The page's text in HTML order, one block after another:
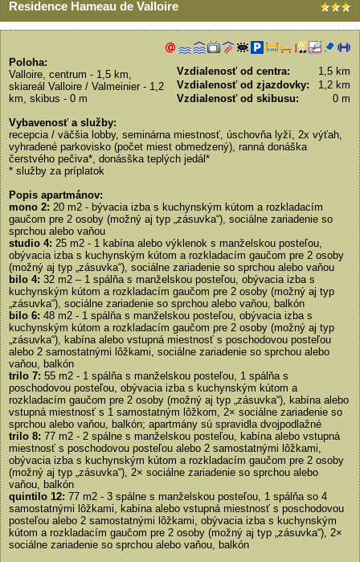
Residence Hameau de Valloire
Vzdialenosť od centra:
1,5 km
Vzdialenosť od zjazdovky:
1,2 km
Vzdialenosť od skibusu:
0 m
Poloha:
Valloire, centrum - 1,5 km,
skiareál Valloire / Valmeinier - 1,2
km, skibus - 0 m
Vybavenosť a služby:
recepcia / väčšia lobby, seminárna miestnosť, úschovňa lyží, 2x výťah,
vyhradené parkovisko (počet miest obmedzený), ranná donáška
čerstvého pečiva*, donásška teplých jedál*
* služby za príplatok
Popis apartmánov:
mono 2: 20 m2 - bývacia izba s kuchynským kútom a rozkladacím
gaučom pre 2 osoby (možný aj typ „zásuvka“), sociálne zariadenie so
sprchou alebo vaňou
studio 4: 25 m2 - 1 kabína alebo výklenok s manželskou posteľou,
obývacia izba s kuchynským kútom a rozkladacím gaučom pre 2 osoby
(možný aj typ „zásuvka“), sociálne zariadenie so sprchou alebo vaňou
bilo 4: 32 m2 – 1 spálňa s manželskou posteľou, obývacia izba s
kuchynským kútom a rozkladacím gaučom pre 2 osoby (možný aj typ
„zásuvka“), sociálne zariadenie so sprchou alebo vaňou, balkón
bilo 6: 48 m2 - 1 spálňa s manželskou posteľou, obývacia izba s
kuchynským kútom a rozkladacím gaučom pre 2 osoby (možný aj typ
„zásuvka“), kabína alebo vstupná miestnosť s poschodovou posteľou
alebo 2 samostatnými lôžkami, sociálne zariadenie so sprchou alebo
vaňou, balkón
trilo 7: 55 m2 - 1 spálňa s manželskou posteľou, 1 spálňa s
poschodovou posteľou, obývacia izba s kuchynským kútom a
rozkladacím gaučom pre 2 osoby (možný aj typ „zásuvka“), kabína alebo
vstupná miestnosť s 1 samostatným lôžkom, 2× sociálne zariadenie so
sprchou alebo vaňou, balkón; apartmány sú spravidla dvojpodlažné
trilo 8: 77 m2 - 2 spálne s manželskou posteľou, kabína alebo vstupná
miestnosť s poschodovou posteľou alebo 2 samostatnými lôžkami,
obývacia izba s kuchynským kútom a rozkladacím gaučom pre 2 osoby
(možný aj typ „zásuvka“), 2× sociálne zariadenie so sprchou alebo
vaňou, balkón
quintilo 12: 77 m2 - 3 spálne s manželskou posteľou, 1 spálňa so 4
samostatnými lôžkami, kabína alebo vstupná miestnosť s poschodovou
posteľou alebo 2 samostatnými lôžkami, obývacia izba s kuchynským
kútom a rozkladacím gaučom pre 2 osoby (možný aj typ „zásuvka“), 2×
sociálne zariadenie so sprchou alebo vaňou, balkón